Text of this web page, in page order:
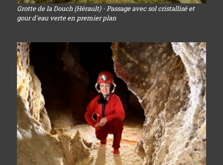
Grotte de la Douch (Hérault) - Passage avec sol cristallisé et
gour d'eau verte en premier plan